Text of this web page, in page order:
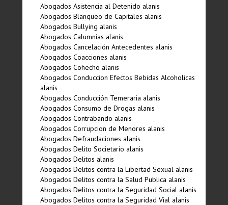
Abogados Asistencia al Detenido alanis
Abogados Blanqueo de Capitales alanis
Abogados Bullying alanis
Abogados Calumnias alanis
Abogados Cancelación Antecedentes alanis
Abogados Coacciones alanis
Abogados Cohecho alanis
Abogados Conduccion Efectos Bebidas Alcoholicas
alanis
Abogados Conducción Temeraria alanis
Abogados Consumo de Drogas alanis
Abogados Contrabando alanis
Abogados Corrupcion de Menores alanis
Abogados Defraudaciones alanis
Abogados Delito Societario alanis
Abogados Delitos alanis
Abogados Delitos contra la Libertad Sexual alanis
Abogados Delitos contra la Salud Publica alanis
Abogados Delitos contra la Seguridad Social alanis
Abogados Delitos contra la Seguridad Vial alanis